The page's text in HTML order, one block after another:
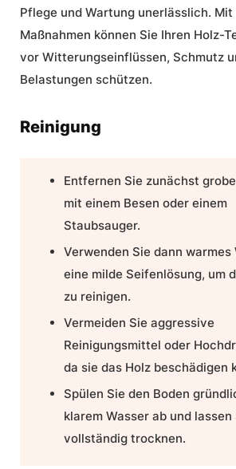
Pflege und Wartung unerlässlich.
Maßnahmen können Sie Ihren Holz-
vor Witterungseinflüssen, Schmutz
Belastungen schützen.
Reinigung
Entfernen Sie zunächst
mit einem Besen oder einem
Staubsauger.
Verwenden Sie dann warmes
eine milde Seifenlösung, um
zu reinigen.
Vermeiden Sie aggressive
Reinigungsmittel oder
da sie das Holz beschädigen
Spülen Sie den Boden
klarem Wasser ab und lassen
vollständig trocknen.